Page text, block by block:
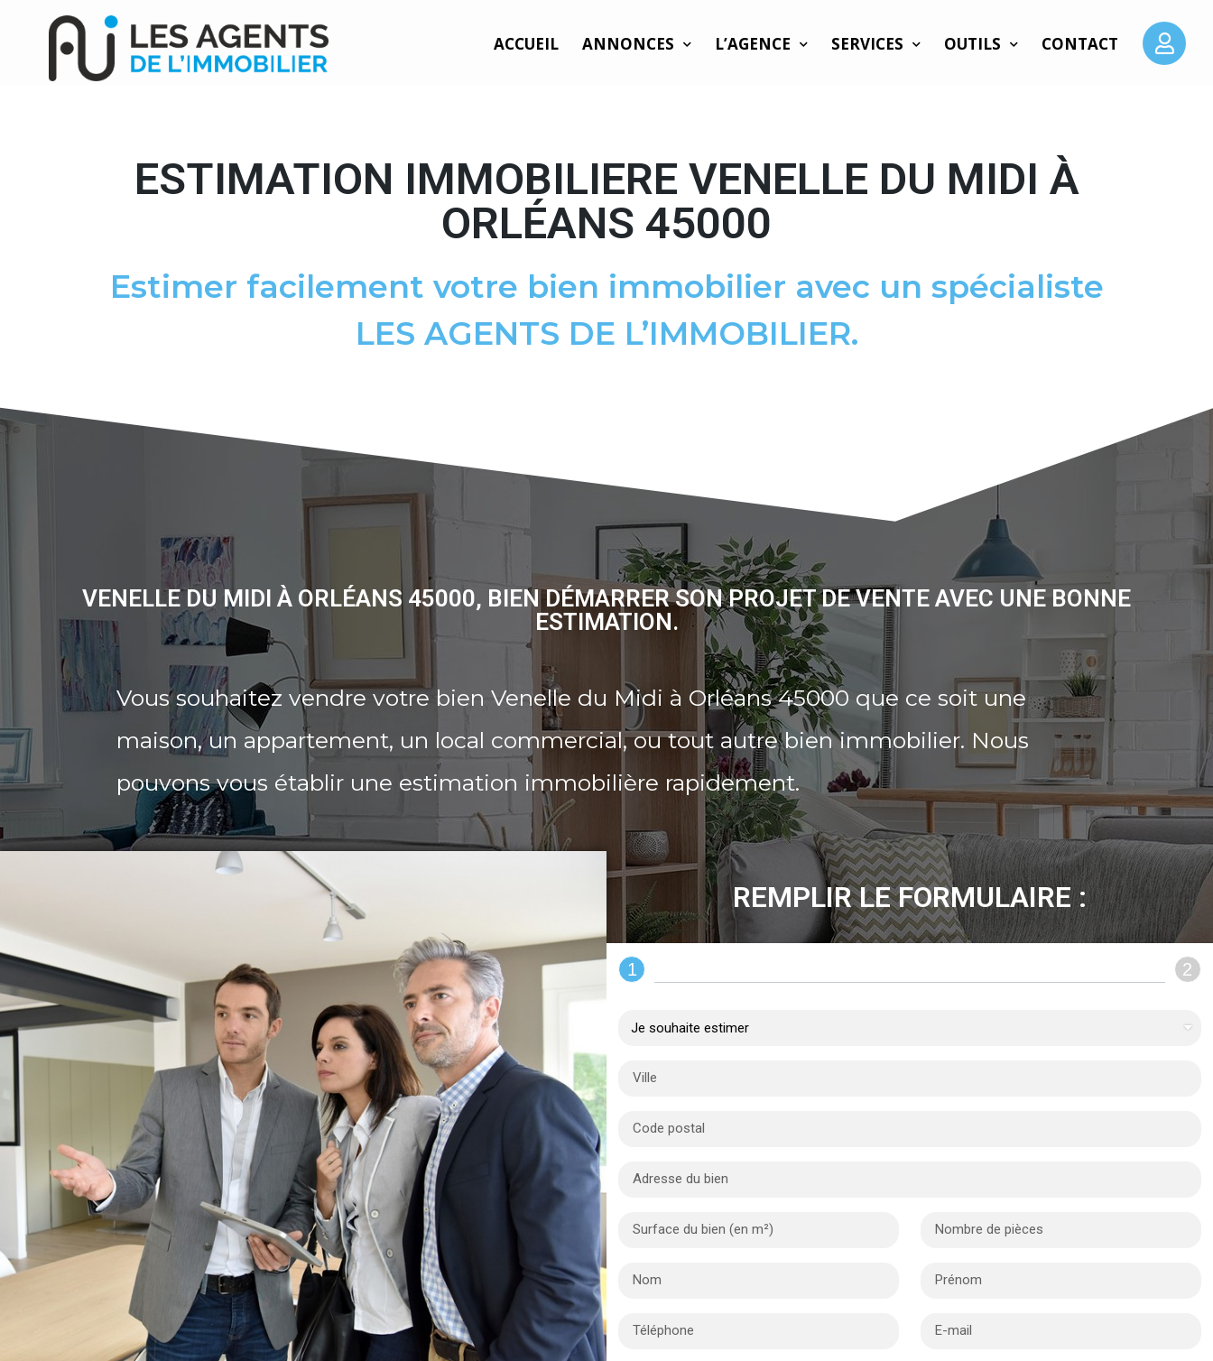
ACCUEIL ANNONCES L’AGENCE SERVICES OUTILS CONTACT
ESTIMATION IMMOBILIERE VENELLE DU MIDI À
ORLÉANS 45000
Estimer facilement votre bien immobilier avec un spécialiste
LES AGENTS DE L’IMMOBILIER.
VENELLE DU MIDI À ORLÉANS 45000, BIEN DÉMARRER SON PROJET DE VENTE AVEC UNE BONNE
ESTIMATION.
Vous souhaitez vendre votre bien Venelle du Midi à Orléans 45000 que ce soit une
maison, un appartement, un local commercial, ou tout autre bien immobilier. Nous
pouvons vous établir une estimation immobilière rapidement.
REMPLIR LE FORMULAIRE :
1 2